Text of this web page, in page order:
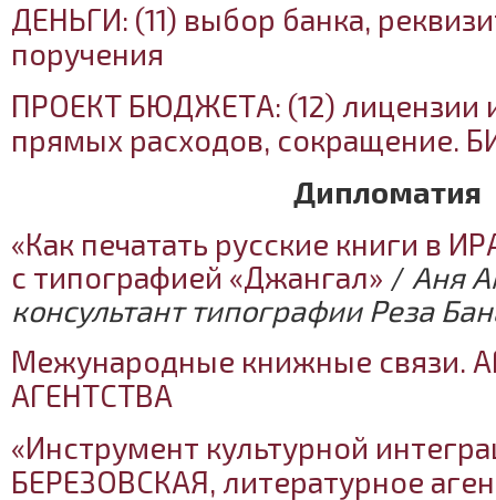
ДЕНЬГИ: (11) выбор банка,
поручения
ПРОЕКТ БЮДЖЕТА: (12) лицензии
прямых расходов, сокращение.
Дипломатия
«Как печатать русские книги в
с типографией «Джангал» / Аня
консультант типографии Реза
Межународные книжные связи.
АГЕНТСТВА
«Инструмент культурной
БЕРЕЗОВСКАЯ, литературное